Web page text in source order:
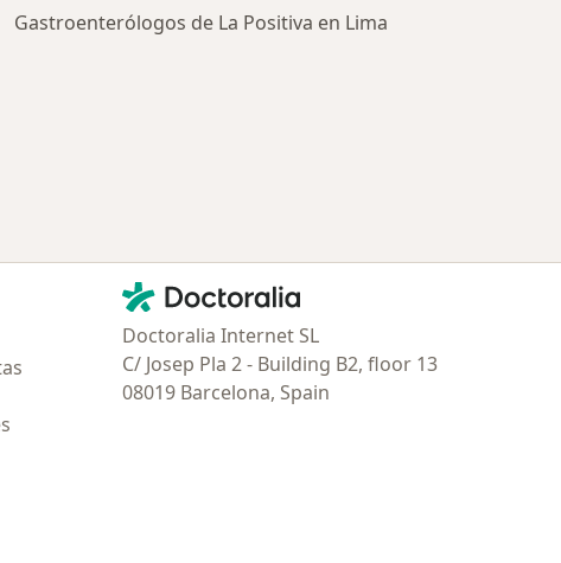
Gastroenterólogos de La Positiva en Lima
Contacto
Doctoralia - Página de inicio
Doctoralia Internet SL
C/ Josep Pla 2 - Building B2, floor 13
08019 Barcelona, Spain